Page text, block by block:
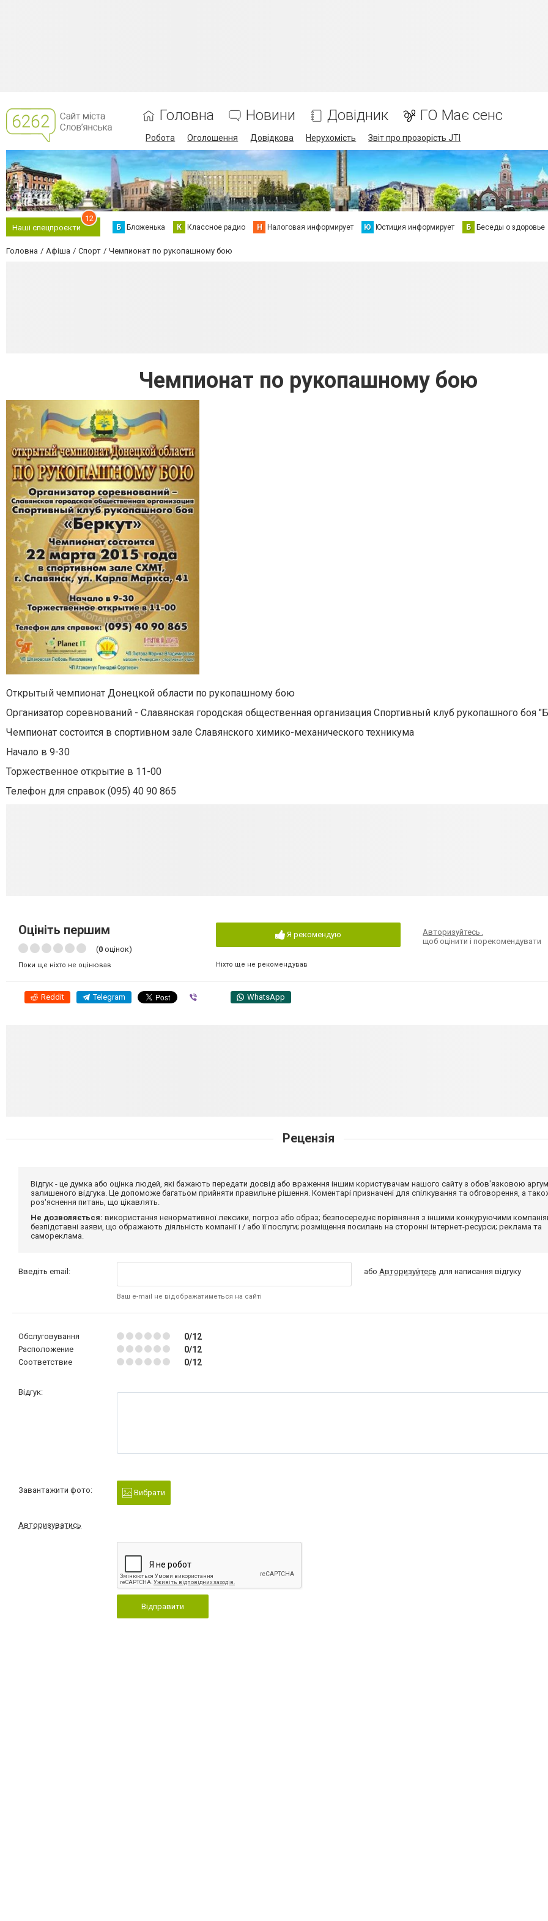
Головна Новини Довідник ГО Має сенс
Робота Оголошення Довідкова Нерухомість Звіт про прозорість JTI
Наші спецпроєкти
12
Б Бложенька К Классное радио Н Налоговая информирует Ю Юстиция информирует Б Беседы о здоровье
Головна Афіша Спорт Чемпионат по рукопашному бою
Чемпионат по рукопашному бою
Открытый чемпионат Донецкой области по рукопашному бою
Организатор соревнований - Славянская городская общественная организация Спортивный клуб рукопашного боя
Чемпионат состоится в спортивном зале Славянского химико-механического техникума
Начало в 9-30
Торжественное открытие в 11-00
Телефон для справок (095) 40 90 865
Оцініть першим
(0 оцінок)
Поки ще ніхто не оцінював
Я рекомендую
Ніхто ще не рекомендував
Авторизуйтесь
щоб оцінити і порекомендувати
Reddit Telegram WhatsApp
Рецензія
Відгук - це думка або оцінка людей, які бажають передати досвід або враження іншим користувачам нашого сайту з обов'язковою
залишеного відгука. Це допоможе багатьом прийняти правильне рішення. Коментарі призначені для спілкування та обговорення, а
роз'яснення питань, що цікавлять.
Не дозволяється: використання ненормативної лексики, погроз або образ; безпосереднє порівняння з іншими конкуруючими
безпідставні заяви, що ображають діяльність компанії і / або її послуги; розміщення посилань на сторонні інтернет-ресурси; реклама та
самореклама.
Введіть email:
Ваш e-mail не відображатиметься на сайті
або Авторизуйтесь для написання відгуку
Обслуговування 0/12
Расположение 0/12
Соответствие 0/12
Відгук:
Завантажити фото: Вибрати
Авторизуватись
Відправити